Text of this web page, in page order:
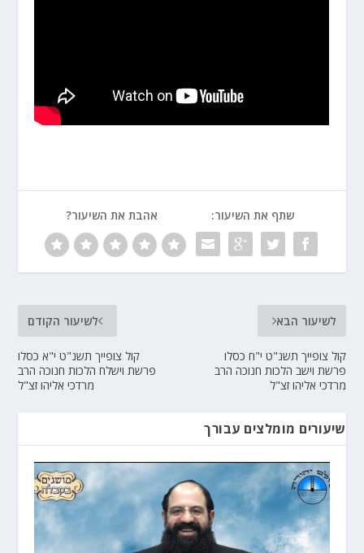
שתף את השיעור: אהבת את השיעור?
לשיעור הקודם
קול צופייך תשנ"ט י"א כסלו
פרשת וישלח הלכות חנוכה הרב
מרדכי אליהו זצ"ל
לשיעור הבא
קול צופייך תשנ"ט י"ח כסלו
פרשת וישב הלכות חנוכה הרב
מרדכי אליהו זצ"ל
שיעורים מומלצים עבורך